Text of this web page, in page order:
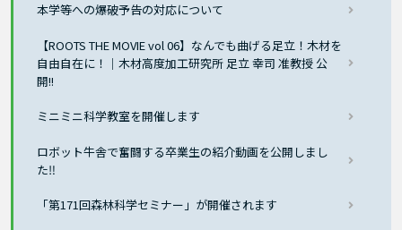
本学等への爆破予告の対応について
【ROOTS THE MOVIE vol 06】なんでも曲げる足立！木材を
自由自在に！｜木材高度加工研究所 足立 幸司 准教授 公
開!!
ミニミニ科学教室を開催します
ロボット牛舎で奮闘する卒業生の紹介動画を公開しまし
た‼
「第171回森林科学セミナー」が開催されます